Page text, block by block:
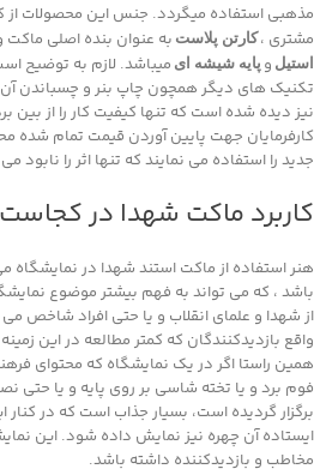
مذهبی استفاده میگردد. جنس این محصولات از
مشتری ،کارتن پلاست به عنوان بنده اصلی ماکت
استیل و پایه شیشه ای میباشد. لازم به توضیح
تکنیک های دیگر همچون چاپ بنر و چسباندن آن
نیز دیده شده است که تنها کیفیت کار را از بین
کارفرمایان جهت پایین آوردن قیمت تمام
جدید را استفاده می نمایند که تنها اثر را نابود
کاربرد ماکت شهدا در
هنر استفاده از ماکت استند شهدا در
باشد ، که می تواند به فهم بیشتر موضوع
از شهدا و علمای انقلاب و یا حتی افراد شاخص
واقع بازدیدکنندگان که کمتر مطالعه در این
همین راستا اگر در یک نمایشگاه که محتوای
فوم برد و یا تخته شاسی بر روی پایه و یا حتی
برگزار گردیده است، بسیار جذاب است که در کنار
ایستاده آن چهره نیز نمایش داده شود. این
مخاطب و بازدیدکننده داشته باشد.